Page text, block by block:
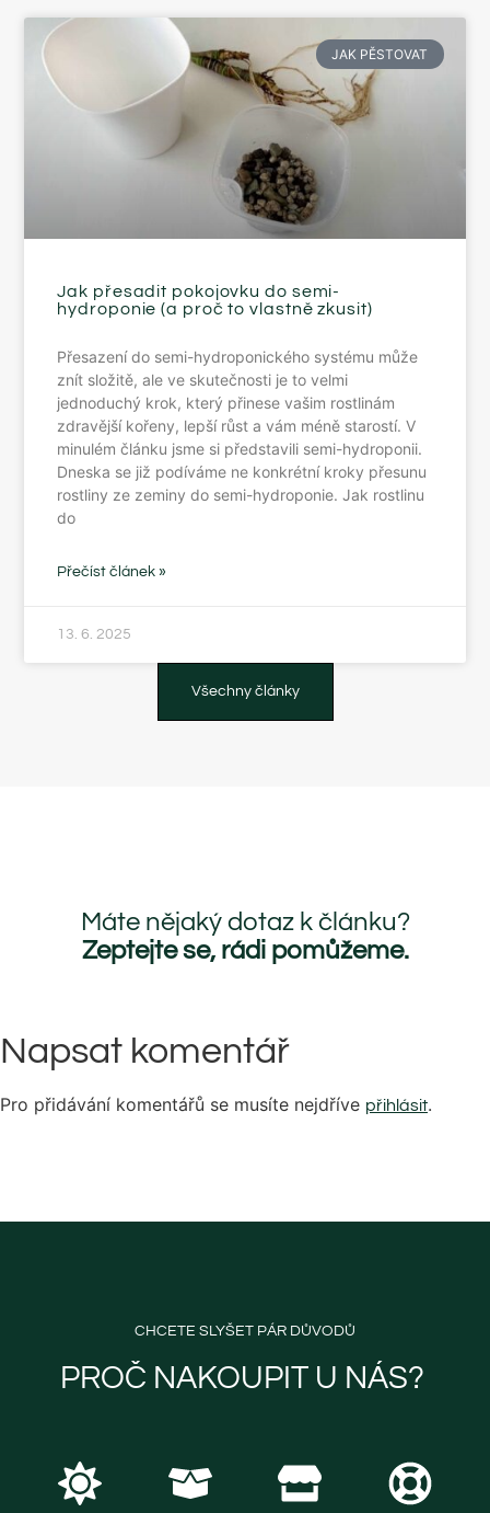
JAK PĚSTOVAT
Jak přesadit pokojovku do semi-
hydroponie (a proč to vlastně zkusit)
Přesazení do semi-hydroponického systému může
znít složitě, ale ve skutečnosti je to velmi
jednoduchý krok, který přinese vašim rostlinám
zdravější kořeny, lepší růst a vám méně starostí. V
minulém článku jsme si představili semi-hydroponii.
Dneska se již podíváme ne konkrétní kroky přesunu
rostliny ze zeminy do semi-hydroponie. Jak rostlinu
do
Přečíst článek »
13. 6. 2025
Všechny články
Máte nějaký dotaz k článku?
Zeptejte se, rádi pomůžeme.
Napsat komentář
Pro přidávání komentářů se musíte nejdříve přihlásit.
CHCETE SLYŠET PÁR DŮVODŮ
PROČ NAKOUPIT U NÁS? ​